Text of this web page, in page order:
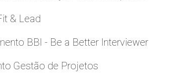
& Lead
BBI - Be a Better Interviewer
Gestão de Projetos